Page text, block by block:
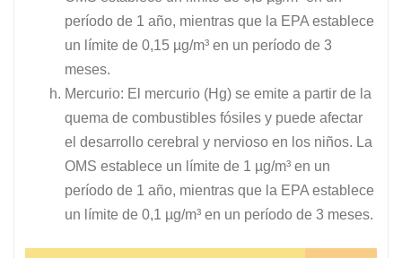
período de 1 año, mientras que la EPA establece
un límite de 0,15 µg/m³ en un período de 3
meses.
Mercurio: El mercurio (Hg) se emite a partir de la
quema de combustibles fósiles y puede afectar
el desarrollo cerebral y nervioso en los niños. La
OMS establece un límite de 1 µg/m³ en un
período de 1 año, mientras que la EPA establece
un límite de 0,1 µg/m³ en un período de 3 meses.